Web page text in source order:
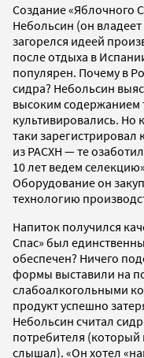
Создание «Яблочного
Небольсин (он
загорелся идеей
после отдыха в
популярен. Почему в
сидра? Небольсин
высоким содержанием
культивировались. Но
таки
из РАСХН — те
10 лет ведем
Оборудование он
технологию
Напиток получился
Спас» был
обеспечен? Ничего
формы выставили на
слабоалкогольными
продукт успешно
Небольсин считал
потребителя (который
слышал). «Он хотел